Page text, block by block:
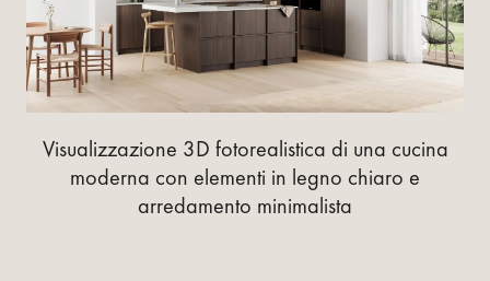
Visualizzazione 3D fotorealistica di una cucina
moderna con elementi in legno chiaro e
arredamento minimalista